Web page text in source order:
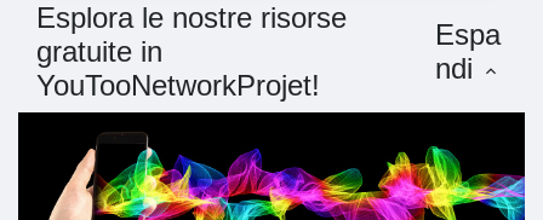
Esplora le nostre risorse
gratuite in
YouTooNetworkProjet!
Espa
ndi